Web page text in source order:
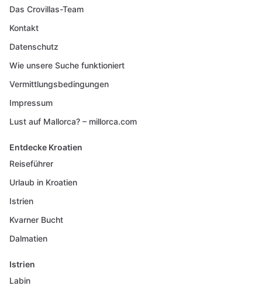
Das Crovillas-Team
Kontakt
Datenschutz
Wie unsere Suche funktioniert
Vermittlungsbedingungen
Impressum
Lust auf Mallorca? – millorca.com
Entdecke Kroatien
Reiseführer
Urlaub in Kroatien
Istrien
Kvarner Bucht
Dalmatien
Istrien
Labin